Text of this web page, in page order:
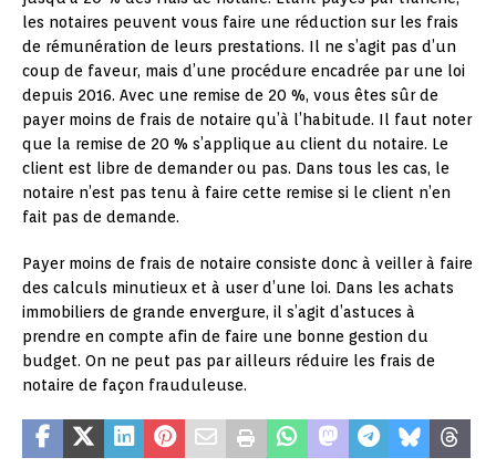
les notaires peuvent vous faire une réduction sur les frais
de rémunération de leurs prestations. Il ne s’agit pas d’un
coup de faveur, mais d’une procédure encadrée par une loi
depuis 2016. Avec une remise de 20 %, vous êtes sûr de
payer moins de frais de notaire qu’à l’habitude. Il faut noter
que la remise de 20 % s’applique au client du notaire. Le
client est libre de demander ou pas. Dans tous les cas, le
notaire n’est pas tenu à faire cette remise si le client n’en
fait pas de demande.
Payer moins de frais de notaire consiste donc à veiller à faire
des calculs minutieux et à user d’une loi. Dans les achats
immobiliers de grande envergure, il s’agit d’astuces à
prendre en compte afin de faire une bonne gestion du
budget. On ne peut pas par ailleurs réduire les frais de
notaire de façon frauduleuse.